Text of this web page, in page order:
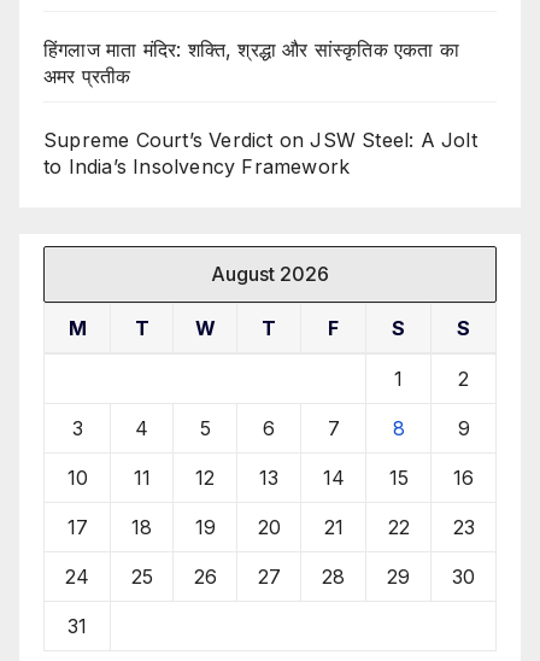
हिंगलाज माता मंदिर: शक्ति, श्रद्धा और सांस्कृतिक एकता का
अमर प्रतीक
Supreme Court’s Verdict on JSW Steel: A Jolt
to India’s Insolvency Framework
August 2026
M T W T F S S
1 2
3 4 5 6 7 8 9
10 11 12 13 14 15 16
17 18 19 20 21 22 23
24 25 26 27 28 29 30
31